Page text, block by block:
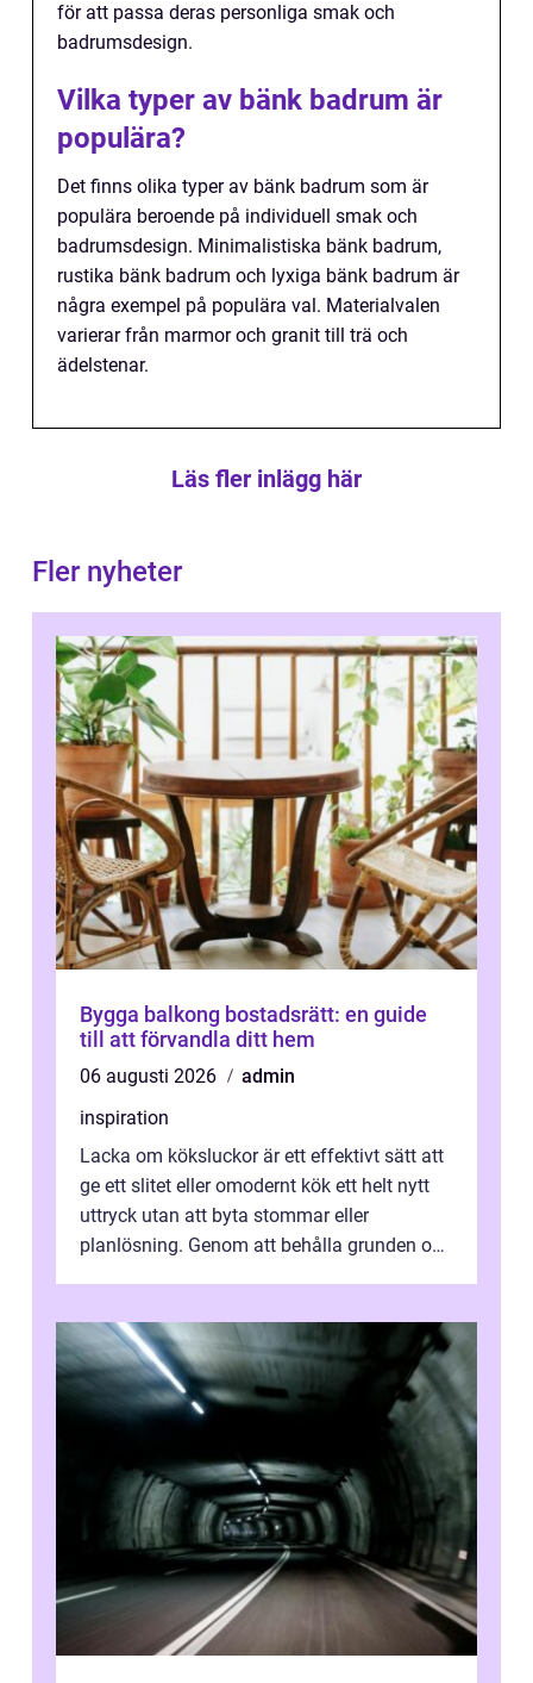
för att passa deras personliga smak och
badrumsdesign.
Vilka typer av bänk badrum är
populära?
Det finns olika typer av bänk badrum som är
populära beroende på individuell smak och
badrumsdesign. Minimalistiska bänk badrum,
rustika bänk badrum och lyxiga bänk badrum är
några exempel på populära val. Materialvalen
varierar från marmor och granit till trä och
ädelstenar.
Läs fler inlägg här
Fler nyheter
Bygga balkong bostadsrätt: en guide
till att förvandla ditt hem
06 augusti 2026
admin
inspiration
Lacka om köksluckor är ett effektivt sätt att
ge ett slitet eller omodernt kök ett helt nytt
uttryck utan att byta stommar eller
planlösning. Genom att behålla grunden och